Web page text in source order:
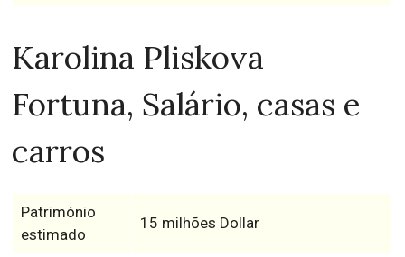
Karolina Pliskova
Fortuna, Salário, casas e
carros
Património
estimado
15 milhões Dollar